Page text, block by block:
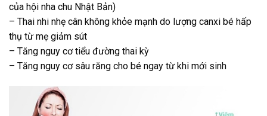
của hội nha chu Nhật Bản)
– Thai nhi nhẹ cân không khỏe mạnh do lượng canxi bé hấp
thụ từ mẹ giảm sút
– Tăng nguy cơ tiểu đường thai kỳ
– Tăng nguy cơ sâu răng cho bé ngay từ khi mới sinh